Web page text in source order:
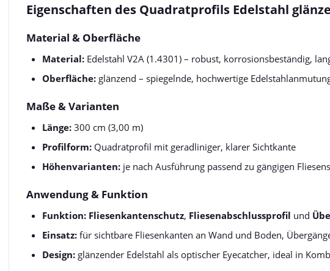
Eigenschaften des Quadratprofils Edelstahl
Material & Oberfläche
Material: Edelstahl V2A (1.4301) – robust, korrosionsbeständig,
Oberfläche: glänzend – spiegelnde, hochwertige
Maße & Varianten
Länge: 300 cm (3,00 m)
Profilform: Quadratprofil mit geradliniger, klarer Sichtkante
Höhenvarianten: je nach Ausführung passend zu gängigen
Anwendung & Funktion
Funktion: Fliesenkantenschutz, Fliesenabschlussprofil und
Einsatz: für sichtbare Fliesenkanten an Wand und Boden,
Design: glänzender Edelstahl als optischer Eyecatcher, ideal in